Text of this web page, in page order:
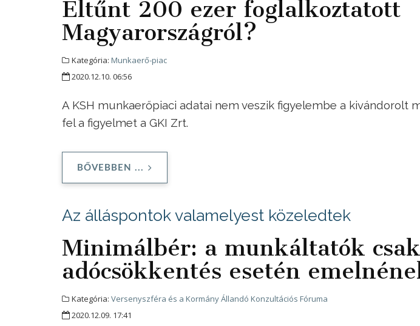
Eltűnt 200 ezer foglalkoztatott
Magyarországról?
Kategória: Munkaerő-piac
2020.12.10. 06:56
A KSH munkaerőpiaci adatai nem veszik figyelembe a kivándorolt
fel a figyelmet a GKI Zrt.
BŐVEBBEN ...
Az álláspontok valamelyest közeledtek
Minimálbér: a munkáltatók csak
adócsökkentés esetén
Kategória: Versenyszféra és a Kormány Állandó Konzultációs Fóruma
2020.12.09. 17:41